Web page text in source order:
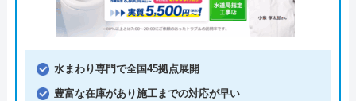
水まわり専門で全国45拠点展開
豊富な在庫があり施工までの対応が早い